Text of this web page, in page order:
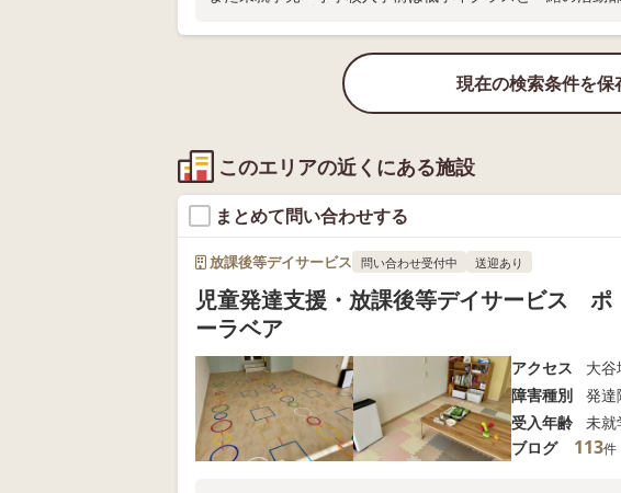
現在の検索条件を保
このエリアの近くにある施設
まとめて問い合わせする
放課後等デイサービス 問い合わせ受付中 送迎あり
児童発達支援・放課後等デイサービス ポ
ーラベア
アクセス
大
障害種別
発
受入年齢
未
ブログ
113件